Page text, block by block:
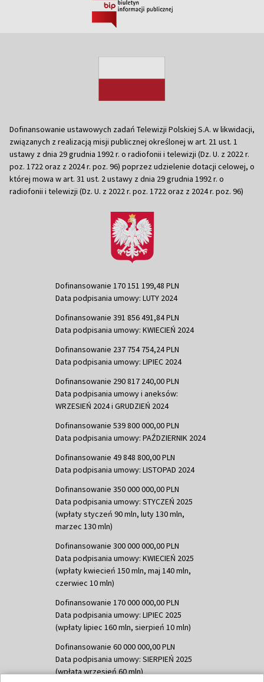
Dofinansowanie ustawowych zadań Telewizji Polskiej S.A. w likwidacji,
związanych z realizacją misji publicznej określonej w art. 21 ust. 1
ustawy z dnia 29 grudnia 1992 r. o radiofonii i telewizji (Dz. U. z 2022 r.
poz. 1722 oraz z 2024 r. poz. 96) poprzez udzielenie dotacji celowej, o
której mowa w art. 31 ust. 2 ustawy z dnia 29 grudnia 1992 r. o
radiofonii i telewizji (Dz. U. z 2022 r. poz. 1722 oraz z 2024 r. poz. 96)
Dofinansowanie 170 151 199,48 PLN
Data podpisania umowy: LUTY 2024
Dofinansowanie 391 856 491,84 PLN
Data podpisania umowy: KWIECIEŃ 2024
Dofinansowanie 237 754 754,24 PLN
Data podpisania umowy: LIPIEC 2024
Dofinansowanie 290 817 240,00 PLN
Data podpisania umowy i aneksów:
WRZESIEŃ 2024 i GRUDZIEŃ 2024
Dofinansowanie 539 800 000,00 PLN
Data podpisania umowy: PAŹDZIERNIK 2024
Dofinansowanie 49 848 800,00 PLN
Data podpisania umowy: LISTOPAD 2024
Dofinansowanie 350 000 000,00 PLN
Data podpisania umowy: STYCZEŃ 2025
(wpłaty styczeń 90 mln, luty 130 mln,
marzec 130 mln)
Dofinansowanie 300 000 000,00 PLN
Data podpisania umowy: KWIECIEŃ 2025
(wpłaty kwiecień 150 mln, maj 140 mln,
czerwiec 10 mln)
Dofinansowanie 170 000 000,00 PLN
Data podpisania umowy: LIPIEC 2025
(wpłaty lipiec 160 mln, sierpień 10 mln)
Dofinansowanie 60 000 000,00 PLN
Data podpisania umowy: SIERPIEŃ 2025
(wpłata wrzesień 60 mln)